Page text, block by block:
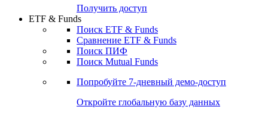
Получить доступ
ETF & Funds
Поиск ETF & Funds
Сравнение ETF & Funds
Поиск ПИФ
Поиск Mutual Funds
Попробуйте 7-дневный демо-доступ
Откройте глобальную базу данных